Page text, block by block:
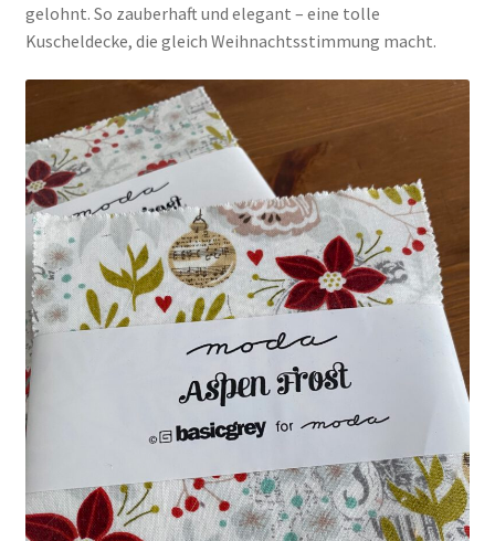
gelohnt. So zauberhaft und elegant – eine tolle
Kuscheldecke, die gleich Weihnachtsstimmung macht.